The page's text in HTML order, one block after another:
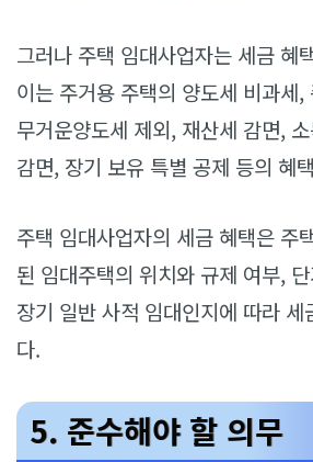
그러나 주택 임대사업자는 세금 혜
이는 주거용 주택의 양도세 비과세,
무거운양도세 제외, 재산세 감면,
감면, 장기 보유 특별 공제 등의 혜
주택 임대사업자의 세금 혜택은 주
된 임대주택의 위치와 규제 여부,
장기 일반 사적 임대인지에 따라 세
다.
5. 준수해야 할 의무